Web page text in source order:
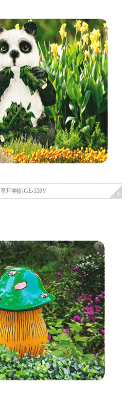
草坪喇叭GE-359V